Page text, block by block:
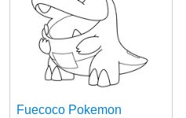
Fuecoco Pokemon